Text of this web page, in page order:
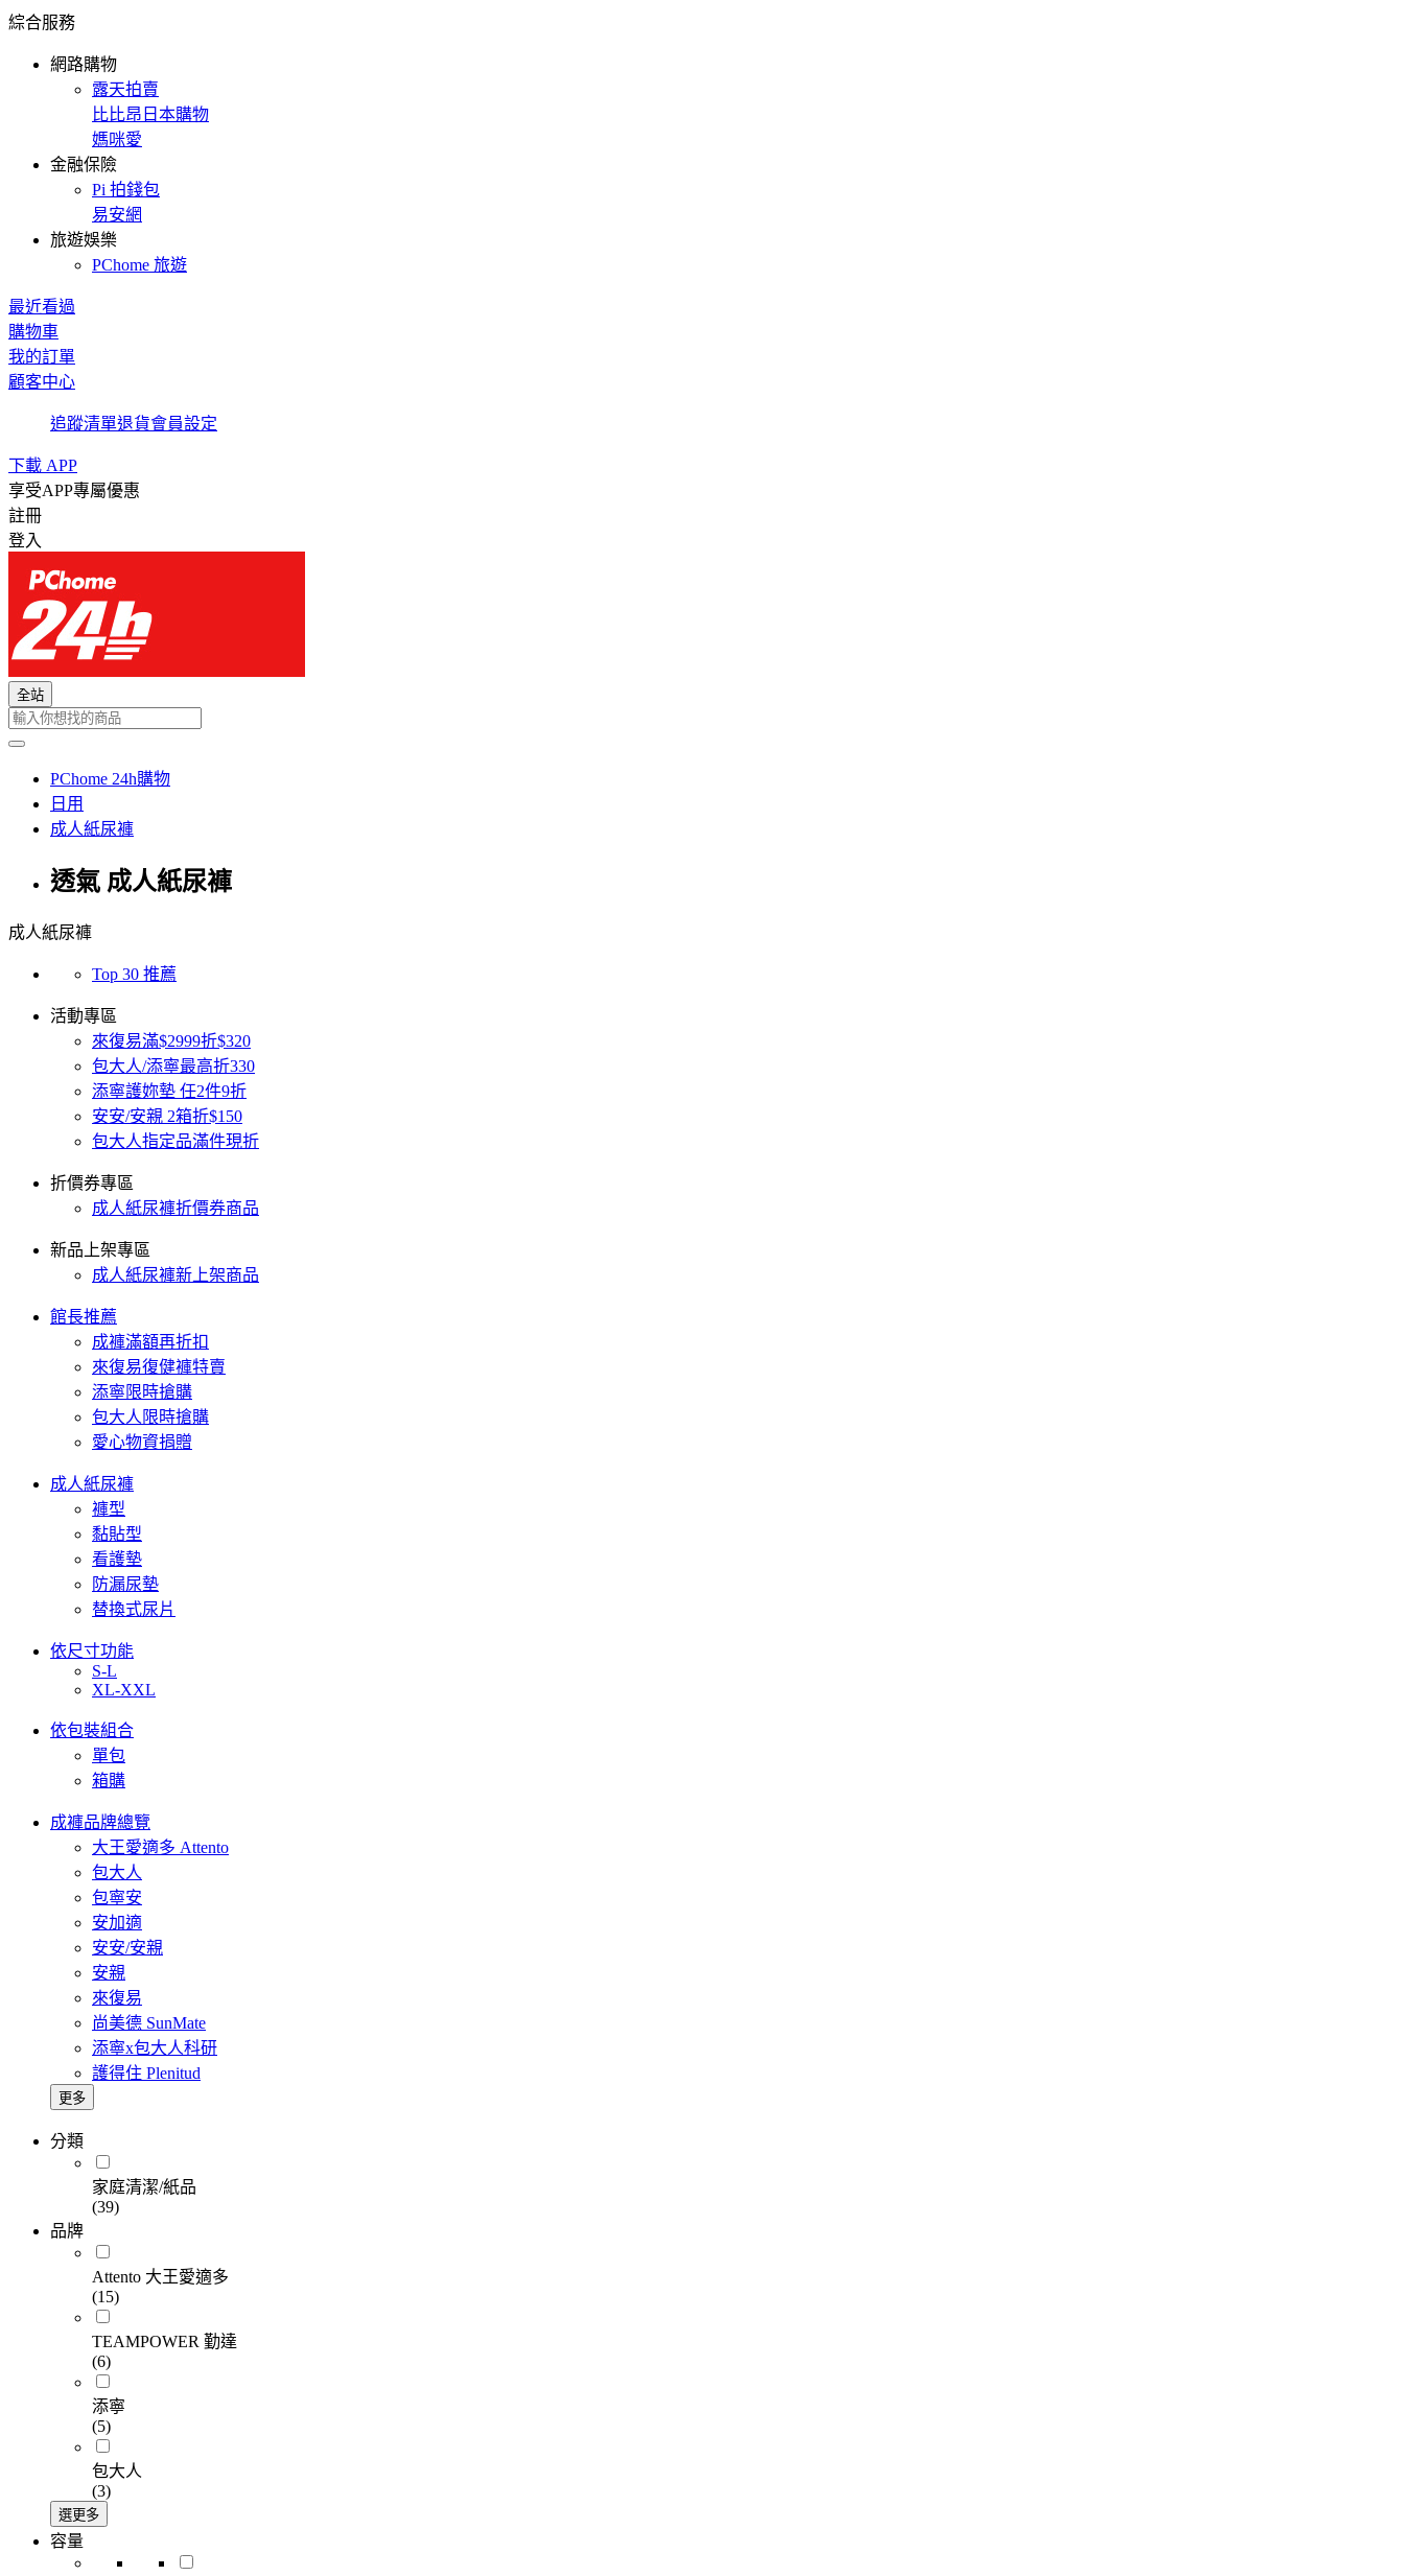
綜合服務
網路購物
露天拍賣
比比昂日本購物
媽咪愛
金融保險
Pi 拍錢包
易安網
旅遊娛樂
PChome 旅遊
最近看過
購物車
我的訂單
顧客中心
追蹤清單退貨會員設定
下載 APP
享受APP專屬優惠
註冊
登入
全站
PChome 24h購物
日用
成人紙尿褲
透氣 成人紙尿褲
成人紙尿褲
Top 30 推薦
活動專區
來復易滿$2999折$320
包大人/添寧最高折330
添寧護妳墊 任2件9折
安安/安親 2箱折$150
包大人指定品滿件現折
折價券專區
成人紙尿褲折價券商品
新品上架專區
成人紙尿褲新上架商品
館長推薦
成褲滿額再折扣
來復易復健褲特賣
添寧限時搶購
包大人限時搶購
愛心物資捐贈
成人紙尿褲
褲型
黏貼型
看護墊
防漏尿墊
替換式尿片
依尺寸功能
S-L
XL-XXL
依包裝組合
單包
箱購
成褲品牌總覽
大王愛適多 Attento
包大人
包寧安
安加適
安安/安親
安親
來復易
尚美德 SunMate
添寧x包大人科研
護得住 Plenitud
更多
分類
家庭清潔/紙品
(39)
品牌
Attento 大王愛適多
(15)
TEAMPOWER 勤達
(6)
添寧
(5)
包大人
(3)
選更多
容量